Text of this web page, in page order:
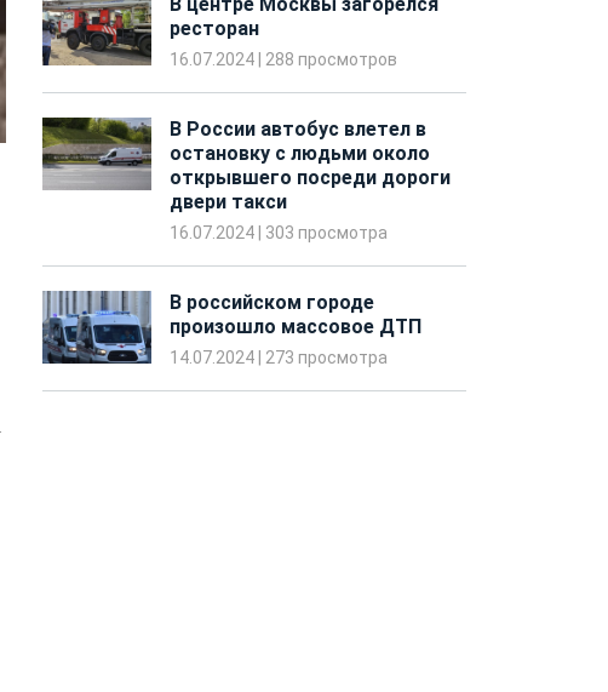
ресторан
16.07.2024 288 просмотров
В России автобус влетел в
остановку с людьми около
открывшего посреди дороги
двери такси
16.07.2024 303 просмотра
В российском городе
произошло массовое ДТП
14.07.2024 273 просмотра